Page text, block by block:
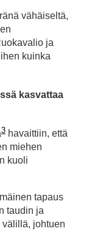
vähäiseltä,
ja
kuinka
kasvattaa
3 havaittiin, että
miehen
kuoli
tapaus
taudin ja
johtuen